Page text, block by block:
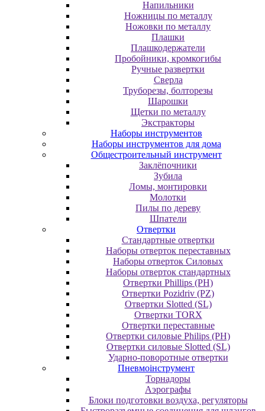
Напильники
Ножницы по металлу
Ножовки по металлу
Плашки
Плашкодержатели
Пробойники, кромкогибы
Ручные развертки
Сверла
Труборезы, болторезы
Шарошки
Щетки по металлу
Экcтpaктopы
Наборы инструментов
Наборы инструментов для дома
Общестроительный инструмент
Заклёпочники
Зубила
Ломы, монтировки
Молотки
Пилы по дереву
Шпатели
Отвертки
Cтандартные отвертки
Наборы отверток переставных
Наборы отверток Силовых
Наборы отверток стандартных
Отвертки Phillips (PH)
Отвертки Pozidriv (PZ)
Отвертки Slotted (SL)
Отвертки TORX
Отвертки переставные
Отвертки силовые Philips (PH)
Отвертки силовые Slotted (SL)
Ударно-поворотные отвертки
Пневмоінструмент
Topнaдopы
Аэрографы
Блоки подготовки воздуха, регуляторы